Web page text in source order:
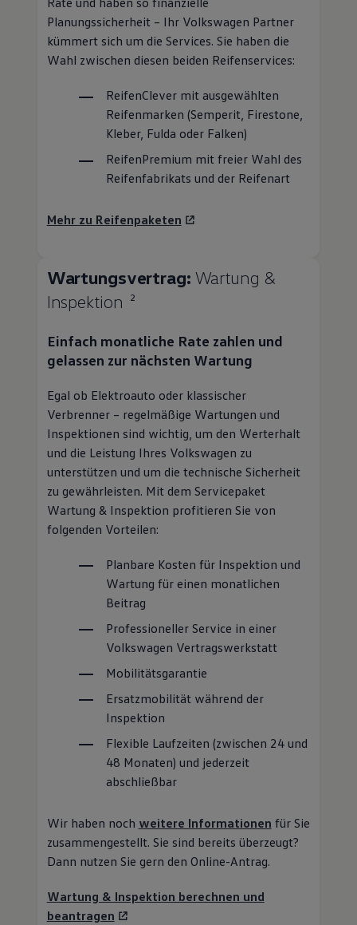
Planungssicherheit – Ihr Volkswagen Partner
kümmert sich um die Services. Sie haben die
Wahl zwischen diesen beiden Reifenservices:
ReifenClevermit ausgewählten
Reifenmarken (Semperit, Firestone,
Kleber, Fulda oder Falken)
ReifenPremium mit freier Wahl des
Reifenfabrikats und der Reifenart
Mehr zu Reifenpaketen
Wartungsvertrag: Wartung &
Inspektion
2
Einfach monatliche Rate zahlen und
gelassen zur nächsten Wartung
Egal ob Elektroauto oder klassischer
Verbrenner – regelmäßige Wartungen und
Inspektionen sind wichtig, um den Werterhalt
und die Leistung Ihres Volkswagen zu
unterstützen und um die technische Sicherheit
zu gewährleisten. Mit dem Servicepaket
Wartung & Inspektion profitieren Sie von
folgenden Vorteilen:
Planbare Kosten für Inspektion und
Wartung für einen monatlichen
Beitrag
Professioneller Service in einer
Volkswagen Vertragswerkstatt
Mobilitätsgarantie
Ersatzmobilität während der
Inspektion
Flexible Laufzeiten (zwischen 24 und
48 Monaten) und jederzeit
abschließbar
Wir haben noch weitere Informationen für Sie
zusammengestellt. Sie sind bereits überzeugt?
Dann nutzen Sie gern den Online-Antrag.
Wartung & Inspektion berechnen und
beantragen